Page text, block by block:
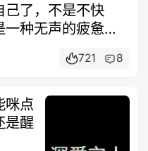
己了，不是不快
种无声的疲惫，
721 8
咪点
是醒